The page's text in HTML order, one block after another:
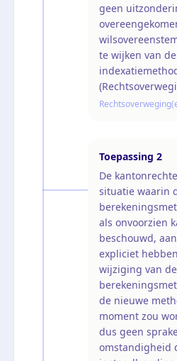
geen
te wijken van
Toepassing 2
De
situatie waarin
als onvoorzien
beschouwd,
expliciet
wijziging van de
de nieuwe
moment zou
dus geen
omstandigheid